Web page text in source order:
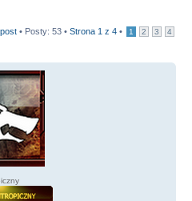
• Posty: 53 • Strona 1 z 4 • 1 2 3 4